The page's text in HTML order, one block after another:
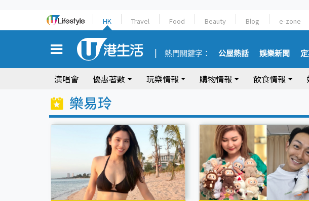
HK Travel Food Beauty Blog e-zone
熱門關鍵字： 公屋熱話 娛樂新聞
演唱會 優惠著數 玩樂情報 購物情報 飲食情報
樂易玲